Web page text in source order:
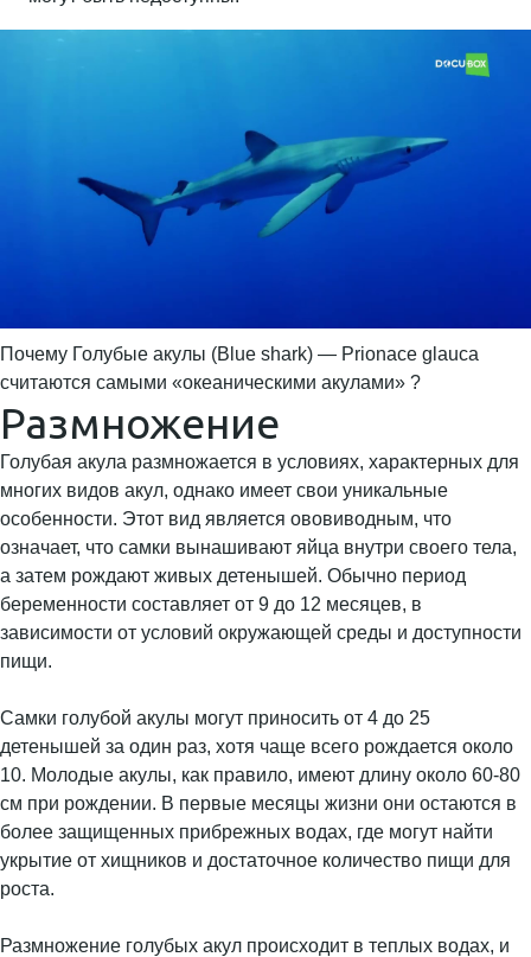
Почему Голубые акулы (Blue shark) — Prionace glauca
считаются самыми «океаническими акулами» ?
Размножение
Голубая акула размножается в условиях, характерных для
многих видов акул, однако имеет свои уникальные
особенности. Этот вид является ововиводным, что
означает, что самки вынашивают яйца внутри своего тела,
а затем рождают живых детенышей. Обычно период
беременности составляет от 9 до 12 месяцев, в
зависимости от условий окружающей среды и доступности
пищи.
Самки голубой акулы могут приносить от 4 до 25
детенышей за один раз, хотя чаще всего рождается около
10. Молодые акулы, как правило, имеют длину около 60-80
см при рождении. В первые месяцы жизни они остаются в
более защищенных прибрежных водах, где могут найти
укрытие от хищников и достаточное количество пищи для
роста.
Размножение голубых акул происходит в теплых водах, и